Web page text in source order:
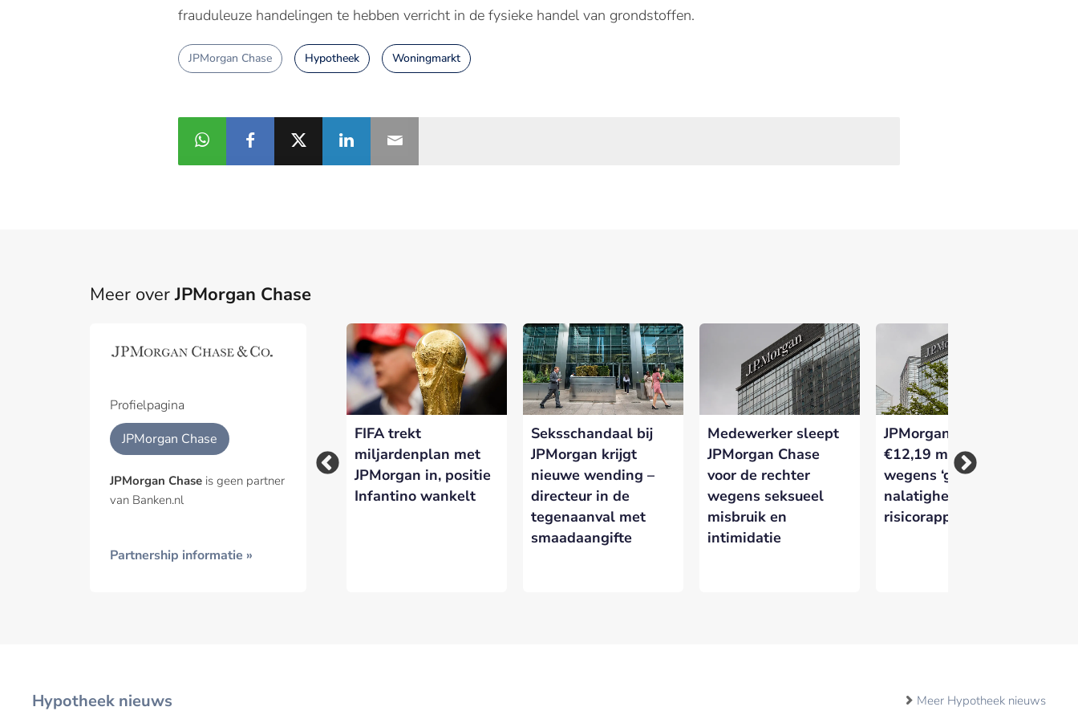
frauduleuze handelingen te hebben verricht in de fysieke handel van grondstoffen.
JPMorgan Chase Hypotheek Woningmarkt
Meer overJPMorgan Chase
Profielpagina
JPMorgan Chase
JPMorgan Chase is geen partner
van Banken.nl
Partnership informatie »
Partnerships bij Banken.nl
Een partnership met Banken.nl biedt diverse mogelijkheden om je merk te versterken en zichtbaar te maken op
het platform voor de Nederlandse bankensector.
Geïnteresseerd in meer informatie?
Laat hieronder je gegevens achter.
Gevangenisstraf voor
fintech-oprichter na
fraude bij JP Morgan
Amerikaanse
grootbanken
stappen af van
diversiteitsbeleid
FIFA trekt
miljardenplan met
JPMorgan in, positie
Infantino wankelt
Seksschandaal bij
JPMorgan krijgt
nieuwe wending –
directeur in de
tegenaanval met
smaadaangifte
Medewerker sleept
JPMorgan Chase
voor de rechter
wegens seksueel
misbruik en
intimidatie
JPMorgan ontvangt
€12,19 miljoen boete
wegens ‘grove
nalatigheid’ bij
risicorapportage
Hypotheek nieuws Meer Hypotheek nieuws